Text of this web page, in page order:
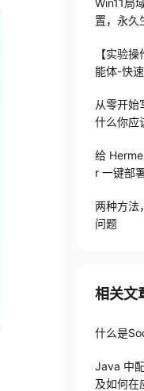
Win11局
置，永久
【实验
能体-快
从零开始
什么你应
给
r 一键部
两种方法
问题
相关文
什么是
Java 中
及如何在